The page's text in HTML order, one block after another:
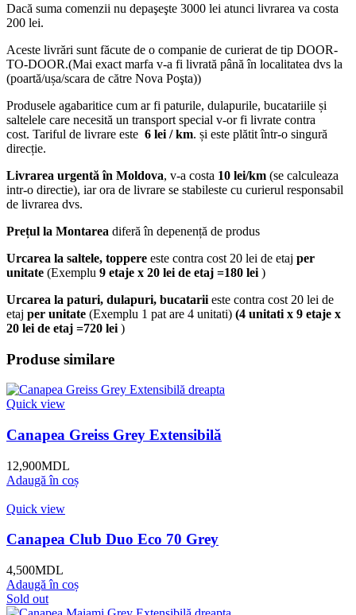
Dacă suma comenzii nu depaşeşte 3000 lei atunci livrarea va costa
200 lei.
Aceste livrări sunt făcute de o companie de curierat de tip DOOR-
TO-DOOR.(Mai exact marfa v-a fi livrată până în localitatea dvs la
(poartă/ușa/scara de către Nova Poşta))
Produsele agabaritice cum ar fi paturile, dulapurile, bucatariile și
saltelele care necesită un transport special v-or fi livrate contra
cost. Tariful de livrare este 6 lei / km. și este plătit într-o singură
direcție.
Livrarea urgentă în Moldova, v-a costa 10 lei/km (se calculeaza
intr-o directie), iar ora de livrare se stabileste cu curierul responsabil
de livrarea dvs.
Prețul la Montarea diferă în depenență de produs
Urcarea la saltele, toppere este contra cost 20 lei de etaj per
unitate (Exemplu 9 etaje x 20 lei de etaj =180 lei )
Urcarea la paturi, dulapuri, bucatarii este contra cost 20 lei de
etaj per unitate (Exemplu 1 pat are 4 unitati) (4 unitati x 9 etaje x
20 lei de etaj =720 lei )
Produse similare
Quick view
Canapea Greiss Grey Extensibilă
12,900MDL
Adaugă în coș
Quick view
Canapea Club Duo Eco 70 Grey
4,500MDL
Adaugă în coș
Sold out